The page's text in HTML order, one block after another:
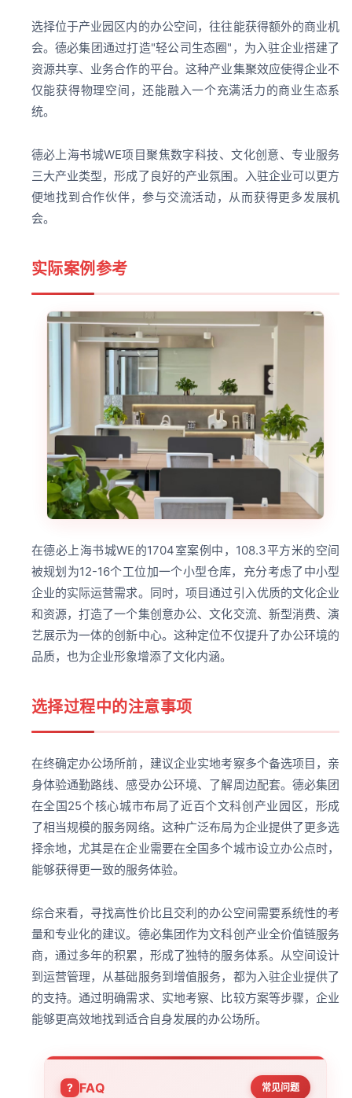
选择位于产业园区内的办公空间，往往能获得额外的商业机
会。德必集团通过打造"轻公司生态圈"，为入驻企业搭建了
资源共享、业务合作的平台。这种产业集聚效应使得企业不
仅能获得物理空间，还能融入一个充满活力的商业生态系
统。
德必上海书城WE项目聚焦数字科技、文化创意、专业服务
三大产业类型，形成了良好的产业氛围。入驻企业可以更方
便地找到合作伙伴，参与交流活动，从而获得更多发展机
会。
实际案例参考
在德必上海书城WE的1704室案例中，108.3平方米的空间
被规划为12-16个工位加一个小型仓库，充分考虑了中小型
企业的实际运营需求。同时，项目通过引入优质的文化企业
和资源，打造了一个集创意办公、文化交流、新型消费、演
艺展示为一体的创新中心。这种定位不仅提升了办公环境的
品质，也为企业形象增添了文化内涵。
选择过程中的注意事项
在终确定办公场所前，建议企业实地考察多个备选项目，亲
身体验通勤路线、感受办公环境、了解周边配套。德必集团
在全国25个核心城市布局了近百个文科创产业园区，形成
了相当规模的服务网络。这种广泛布局为企业提供了更多选
择余地，尤其是在企业需要在全国多个城市设立办公点时，
能够获得更一致的服务体验。
综合来看，寻找高性价比且交利的办公空间需要系统性的考
量和专业化的建议。德必集团作为文科创产业全价值链服务
商，通过多年的积累，形成了独特的服务体系。从空间设计
到运营管理，从基础服务到增值服务，都为入驻企业提供了
的支持。通过明确需求、实地考察、比较方案等步骤，企业
能够更高效地找到适合自身发展的办公场所。
FAQ 常见问题